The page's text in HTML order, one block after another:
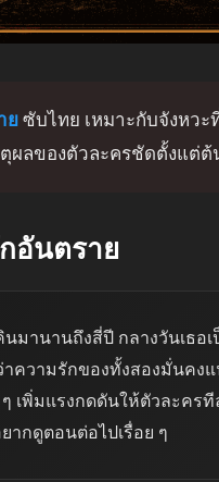
ย ซับไทย เหมาะกับจังหวะ
ผลของตัวละครชัดตั้งแต่
กอันตราย
มานานถึงสี่ปี กลางวันเธอ
าความรักของทั้งสองมั่นค
เพิ่มแรงกดดันให้ตัวละคร
ากดูตอนต่อไปเรื่อย ๆ